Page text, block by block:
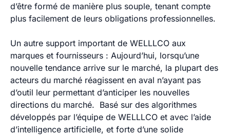
d’être formé de manière plus souple, tenant compte
plus facilement de leurs obligations professionnelles.
Un autre support important de WELLLCO aux
marques et fournisseurs : Aujourd’hui, lorsqu’une
nouvelle tendance arrive sur le marché, la plupart des
acteurs du marché réagissent en aval n’ayant pas
d’outil leur permettant d’anticiper les nouvelles
directions du marché. Basé sur des algorithmes
développés par l’équipe de WELLLCO et avec l’aide
d’intelligence artificielle, et forte d’une solide